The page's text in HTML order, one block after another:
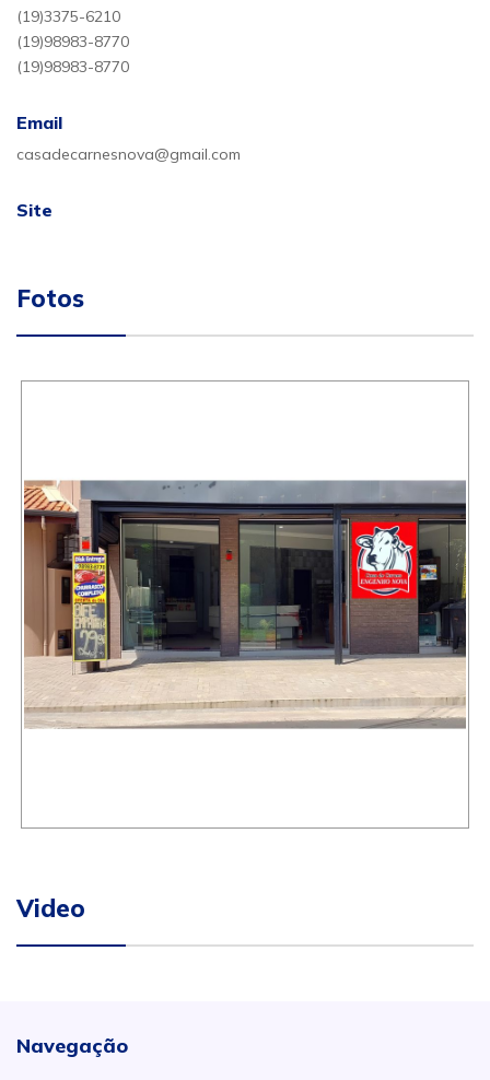
(19)3375-6210
(19)98983-8770
(19)98983-8770
Email
casadecarnesnova@gmail.com
Site
Fotos
Video
Navegação